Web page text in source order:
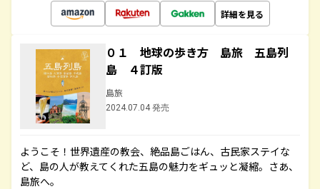
詳細を見る
０１ 地球の歩き方 島旅 五島列
島 ４訂版
島旅
2024.07.04 発売
ようこそ！世界遺産の教会、絶品島ごはん、古民家ステイな
ど、島の人が教えてくれた五島の魅力をギュッと凝縮。さあ、
島旅へ。